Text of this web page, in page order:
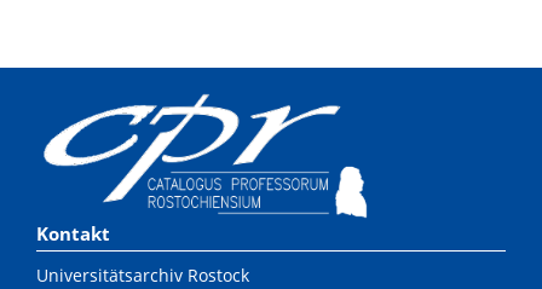
Kontakt
Universitätsarchiv Rostock